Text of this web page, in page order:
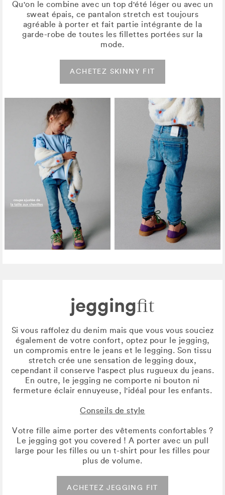
Qu'on le combine avec un top d'été léger ou avec un
sweat épais, ce pantalon stretch est toujours
agréable à porter et fait partie intégrante de la
garde-robe de toutes les fillettes portées sur la
mode.
ACHETEZ SKINNY FIT
jeggingfit
Si vous raffolez du denim mais que vous vous souciez
également de votre confort, optez pour le jegging,
un compromis entre le jeans et le legging. Son tissu
stretch crée une sensation de legging doux,
cependant il conserve l'aspect plus rugueux du jeans.
En outre, le jegging ne comporte ni bouton ni
fermeture éclair ennuyeuse, l'idéal pour les enfants.
Conseils de style
Votre fille aime porter des vêtements confortables ?
Le jegging got you covered ! A porter avec un pull
large pour les filles ou un t-shirt pour les filles pour
plus de volume.
ACHETEZ JEGGING FIT